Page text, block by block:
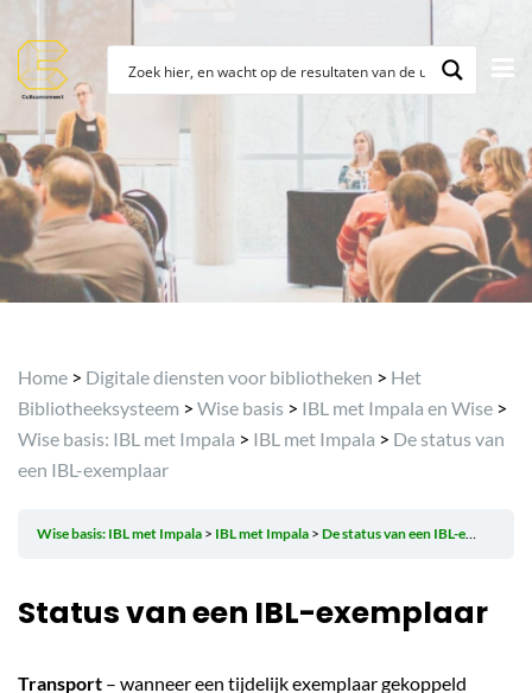
Archief
Home > Digitale diensten voor bibliotheken > Het
Bibliotheeksysteem > Wise basis > IBL met Impala en Wise >
Wise basis: IBL met Impala > IBL met Impala > De status van
een IBL-exemplaar
Wise basis: IBL met Impala IBL met Impala De status van een IBL-exemplaar
Status van een IBL-exemplaar
Transport – wanneer een tijdelijk exemplaar gekoppeld